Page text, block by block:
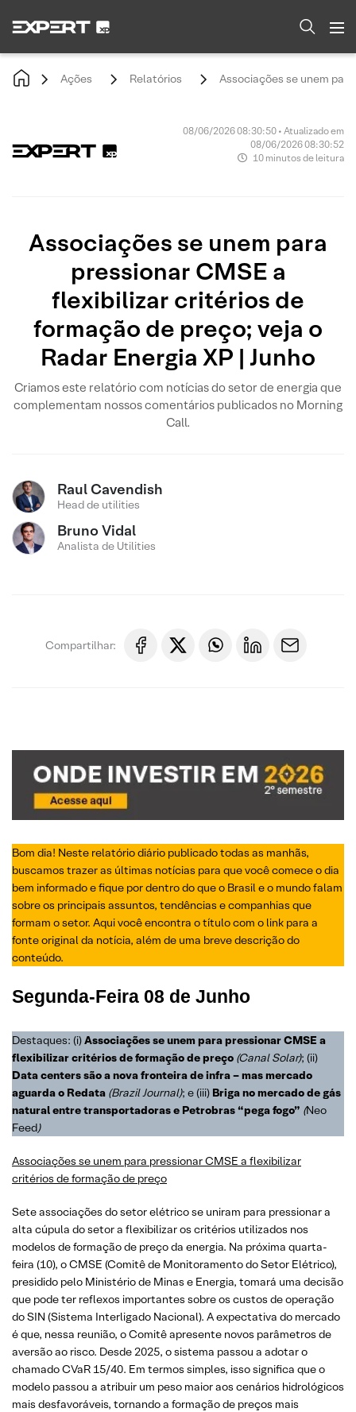
Ações Relatórios Associações se unem
08/06/2026 08:30:50 • Atualizado em
08/06/2026 08:30:52
10 minutos de leitura
Associações se unem para
pressionar CMSE a
flexibilizar critérios de
formação de preço; veja o
Radar Energia XP | Junho
Criamos este relatório com notícias do setor de energia que
complementam nossos comentários publicados no Morning
Call.
Raul Cavendish
Head de utilities
Bruno Vidal
Analista de Utilities
Compartilhar:
Bom dia! Neste relatório diário publicado todas as manhãs,
buscamos trazer as últimas notícias para que você comece o dia
bem informado e fique por dentro do que o Brasil e o mundo falam
sobre os principais assuntos, tendências e companhias que
formam o setor. Aqui você encontra o título com o link para a
fonte original da notícia, além de uma breve descrição do
conteúdo.
Segunda-Feira 08 de Junho
Destaques: (i)Associações se unem para pressionar CMSE a
flexibilizar critérios de formação de preço (Canal Solar); (ii)
Data centers são a nova fronteira de infra – mas mercado
aguarda o Redata (Brazil Journal); e (iii) Briga no mercado de gás
natural entre transportadoras e Petrobras “pega fogo” (Neo
Feed)
Associações se unem para pressionar CMSE a flexibilizar
critérios de formação de preço
Sete associações do setor elétrico se uniram para pressionar a
alta cúpula do setor a flexibilizar os critérios utilizados nos
modelos de formação de preço da energia. Na próxima quarta-
feira (10), o CMSE (Comitê de Monitoramento do Setor Elétrico),
presidido pelo Ministério de Minas e Energia, tomará uma decisão
que pode ter reflexos importantes sobre os custos de operação
do SIN (Sistema Interligado Nacional). A expectativa do mercado
é que, nessa reunião, o Comitê apresente novos parâmetros de
aversão ao risco. Desde 2025, o sistema passou a adotar o
chamado CVaR 15/40. Em termos simples, isso significa que o
modelo passou a atribuir um peso maior aos cenários hidrológicos
mais desfavoráveis, tornando a formação de preços mais